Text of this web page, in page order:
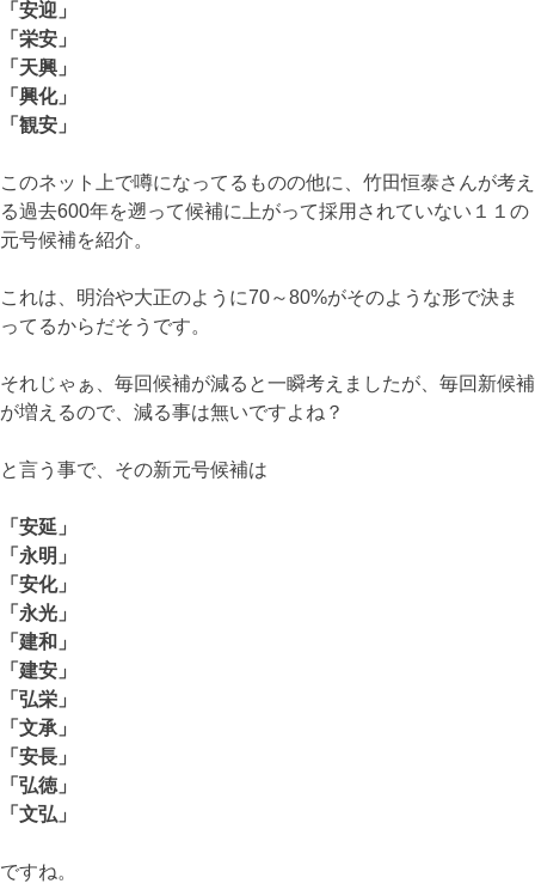
「安迎」
「栄安」
「天興」
「興化」
「観安」
このネット上で噂になってるものの他に、竹田恒泰さんが考え
る過去600年を遡って候補に上がって採用されていない１１の
元号候補を紹介。
これは、明治や大正のように70～80%がそのような形で決ま
ってるからだそうです。
それじゃぁ、毎回候補が減ると一瞬考えましたが、毎回新候補
が増えるので、減る事は無いですよね？
と言う事で、その新元号候補は
「安延」
「永明」
「安化」
「永光」
「建和」
「建安」
「弘栄」
「文承」
「安長」
「弘徳」
「文弘」
ですね。